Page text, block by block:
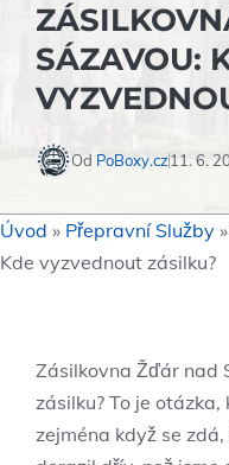
SÁZAVOU:
Od PoBoxy.cz11. 6.
Úvod » Přepravní Služby »
Kde vyzvednout zásilku?
Zásilkovna Žďár nad
zásilku? To je
zejména když se